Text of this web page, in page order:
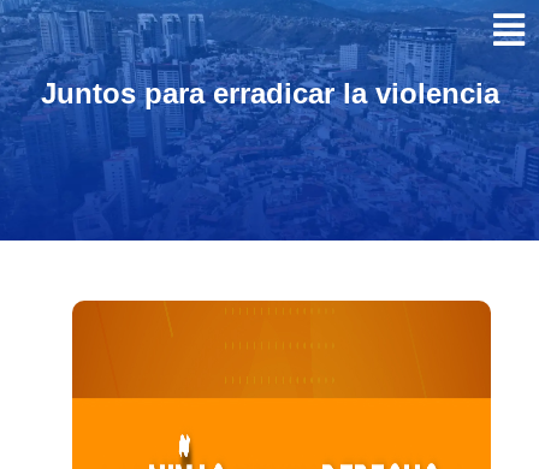
Juntos para erradicar la violencia